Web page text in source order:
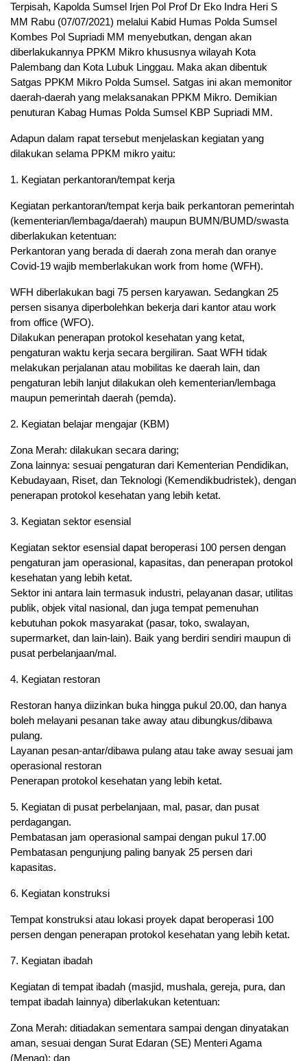
Terpisah, Kapolda Sumsel Irjen Pol Prof Dr Eko Indra Heri S
MM Rabu (07/07/2021) melalui Kabid Humas Polda Sumsel
Kombes Pol Supriadi MM menyebutkan, dengan akan
diberlakukannya PPKM Mikro khususnya wilayah Kota
Palembang dan Kota Lubuk Linggau. Maka akan dibentuk
Satgas PPKM Mikro Polda Sumsel. Satgas ini akan memonitor
daerah-daerah yang melaksanakan PPKM Mikro. Demikian
penuturan Kabag Humas Polda Sumsel KBP Supriadi MM.
Adapun dalam rapat tersebut menjelaskan kegiatan yang
dilakukan selama PPKM mikro yaitu:
1. Kegiatan perkantoran/tempat kerja
Kegiatan perkantoran/tempat kerja baik perkantoran pemerintah
(kementerian/lembaga/daerah) maupun BUMN/BUMD/swasta
diberlakukan ketentuan:
Perkantoran yang berada di daerah zona merah dan oranye
Covid-19 wajib memberlakukan work from home (WFH).
WFH diberlakukan bagi 75 persen karyawan. Sedangkan 25
persen sisanya diperbolehkan bekerja dari kantor atau work
from office (WFO).
Dilakukan penerapan protokol kesehatan yang ketat,
pengaturan waktu kerja secara bergiliran. Saat WFH tidak
melakukan perjalanan atau mobilitas ke daerah lain, dan
pengaturan lebih lanjut dilakukan oleh kementerian/lembaga
maupun pemerintah daerah (pemda).
2. Kegiatan belajar mengajar (KBM)
Zona Merah: dilakukan secara daring;
Zona lainnya: sesuai pengaturan dari Kementerian Pendidikan,
Kebudayaan, Riset, dan Teknologi (Kemendikbudristek), dengan
penerapan protokol kesehatan yang lebih ketat.
3. Kegiatan sektor esensial
Kegiatan sektor esensial dapat beroperasi 100 persen dengan
pengaturan jam operasional, kapasitas, dan penerapan protokol
kesehatan yang lebih ketat.
Sektor ini antara lain termasuk industri, pelayanan dasar, utilitas
publik, objek vital nasional, dan juga tempat pemenuhan
kebutuhan pokok masyarakat (pasar, toko, swalayan,
supermarket, dan lain-lain). Baik yang berdiri sendiri maupun di
pusat perbelanjaan/mal.
4. Kegiatan restoran
Restoran hanya diizinkan buka hingga pukul 20.00, dan hanya
boleh melayani pesanan take away atau dibungkus/dibawa
pulang.
Layanan pesan-antar/dibawa pulang atau take away sesuai jam
operasional restoran
Penerapan protokol kesehatan yang lebih ketat.
5. Kegiatan di pusat perbelanjaan, mal, pasar, dan pusat
perdagangan.
Pembatasan jam operasional sampai dengan pukul 17.00
Pembatasan pengunjung paling banyak 25 persen dari
kapasitas.
6. Kegiatan konstruksi
Tempat konstruksi atau lokasi proyek dapat beroperasi 100
persen dengan penerapan protokol kesehatan yang lebih ketat.
7. Kegiatan ibadah
Kegiatan di tempat ibadah (masjid, mushala, gereja, pura, dan
tempat ibadah lainnya) diberlakukan ketentuan:
Zona Merah: ditiadakan sementara sampai dengan dinyatakan
aman, sesuai dengan Surat Edaran (SE) Menteri Agama
(Menag); dan